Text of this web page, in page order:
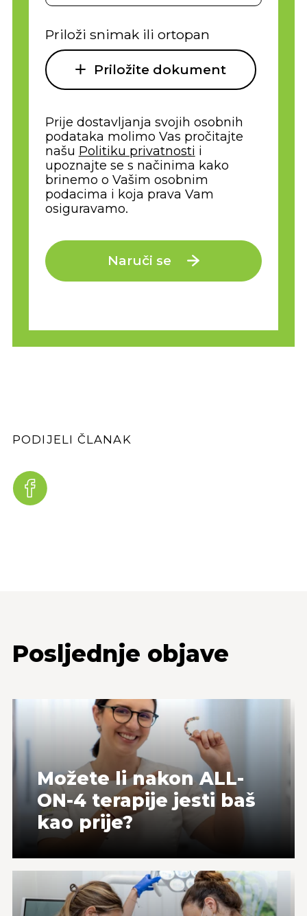
Priloži snimak ili ortopan
Priložite dokument
Prije dostavljanja svojih osobnih
podataka molimo Vas pročitajte
našu Politiku privatnosti i
upoznajte se s načinima kako
brinemo o Vašim osobnim
podacima i koja prava Vam
osiguravamo.
Naruči se
PODIJELI ČLANAK
Posljednje objave
Možete li nakon ALL-
ON-4 terapije jesti baš
kao prije?